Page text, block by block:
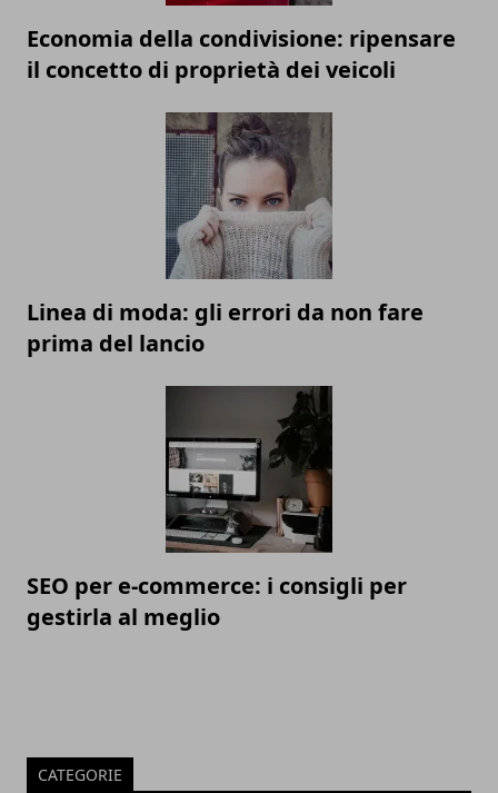
Economia della condivisione: ripensare
il concetto di proprietà dei veicoli
Linea di moda: gli errori da non fare
prima del lancio
SEO per e-commerce: i consigli per
gestirla al meglio
CATEGORIE